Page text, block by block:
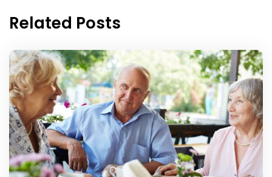
Related Posts